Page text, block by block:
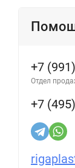
+7
Отдел
+7